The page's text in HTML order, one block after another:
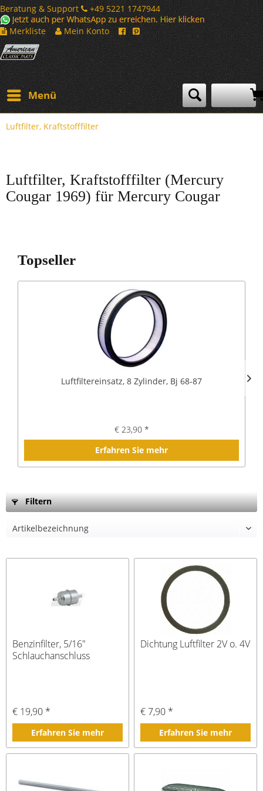
Beratung & Support
+49 5221 1747944
Merkliste
Mein Konto
Menü
Luftfilter, Kraftstofffilter
Luftfilter, Kraftstofffilter (Mercury
Cougar 1969) für Mercury Cougar
Topseller
Luftfiltereinsatz, 8 Zylinder, Bj 68-87
€ 23,90 *
Erfahren Sie mehr
Filtern
Benzinfilter, 5/16"
Schlauchanschluss
€ 19,90 *
Erfahren Sie mehr
Dichtung Luftfilter 2V o. 4V
€ 7,90 *
Erfahren Sie mehr